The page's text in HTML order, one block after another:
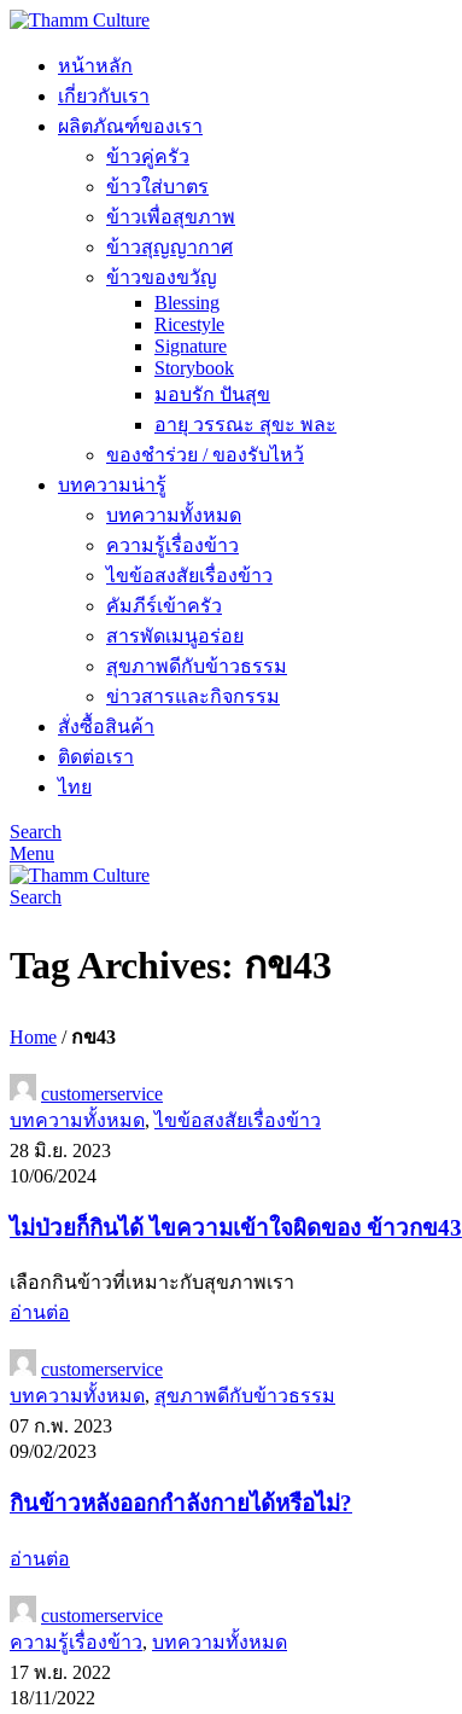
หน้าหลัก
เกี่ยวกับเรา
ผลิตภัณฑ์ของเรา
ข้าวคู่ครัว
ข้าวใส่บาตร
ข้าวเพื่อสุขภาพ
ข้าวสุญญากาศ
ข้าวของขวัญ
Blessing
Ricestyle
Signature
Storybook
มอบรัก ปันสุข
อายุ วรรณะ สุขะ พละ
ของชำร่วย / ของรับไหว้
บทความน่ารู้
บทความทั้งหมด
ความรู้เรื่องข้าว
ไขข้อสงสัยเรื่องข้าว
คัมภีร์เข้าครัว
สารพัดเมนูอร่อย
สุขภาพดีกับข้าวธรรม
ข่าวสารและกิจกรรม
สั่งซื้อสินค้า
ติดต่อเรา
ไทย
Search
Menu
Search
Tag Archives: กข43
Home / กข43
customerservice
บทความทั้งหมด,ไขข้อสงสัยเรื่องข้าว
28 มิ.ย. 2023
10/06/2024
ไม่ป่วยก็กินได้ ไขความเข้าใจผิดของ ข้าวกข43
เลือกกินข้าวที่เหมาะกับสุขภาพเรา
อ่านต่อ
customerservice
บทความทั้งหมด, สุขภาพดีกับข้าวธรรม
07 ก.พ. 2023
09/02/2023
กินข้าวหลังออกกำลังกายได้หรือไม่?
อ่านต่อ
customerservice
ความรู้เรื่องข้าว, บทความทั้งหมด
17 พ.ย. 2022
18/11/2022